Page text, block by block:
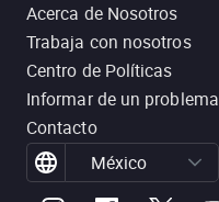
Acerca de Nosotros
Trabaja con nosotros
Centro de Políticas
Informar de un problema
Contacto
México